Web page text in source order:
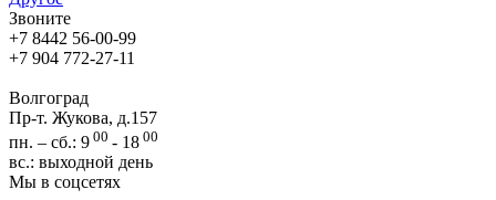
Звоните
+7 8442 56-00-99
+7 904 772-27-11
Волгоград
Пр-т. Жукова, д.157
пн. – сб.: 9 00 - 18 00
вс.: выходной день
Мы в соцсетях